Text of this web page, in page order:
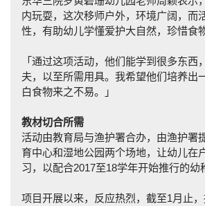
内玩耍，这次移师户外，环境广阔，而
性，有助幼儿学懂爱护大自然，珍惜食物
「通过这项活动，他们能学到很多东西
夫，以至所需用具。我希望他们培养出
白食物来之不易。」
教材切合所需
活动由教育局与渔护署合办，由渔护署
育中心和湿地公园两个场地，让幼儿在
习，以配合2017至18学年开始推行的幼
项目开展以来，反应热烈，截至1月止